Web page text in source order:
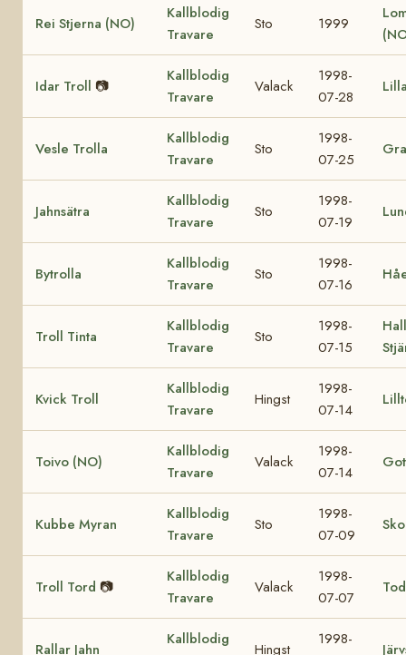
Rei Stjerna (NO)
Kallblodig
Travare
Sto 1999
Idar Troll 📷
Kallblodig
Travare
Valack
1998-
07-28
Vesle Trolla
Kallblodig
Travare
Sto
1998-
07-25
Jahnsätra
Kallblodig
Travare
Sto
1998-
07-19
Bytrolla
Kallblodig
Travare
Sto
1998-
07-16
Troll Tinta
Kallblodig
Travare
Sto
1998-
07-15
Kvick Troll
Kallblodig
Travare
Hingst
1998-
07-14
Toivo (NO)
Kallblodig
Travare
Valack
1998-
07-14
Kubbe Myran
Kallblodig
Travare
Sto
1998-
07-09
Troll Tord 📷
Kallblodig
Travare
Valack
1998-
07-07
Rallar Jahn
Kallblodig
Hingst
1998-